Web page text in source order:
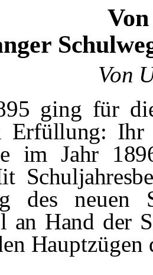
Von
ging für
Erfüllung: Ihr
im Jahr
des neuen
an Hand der
Hauptzügen